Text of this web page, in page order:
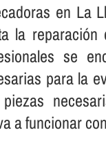
en La
la reparación
se
para la
a funcionar